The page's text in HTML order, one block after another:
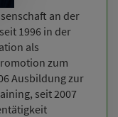
an der
1996 in der
als
zum
Ausbildung zur
seit 2007